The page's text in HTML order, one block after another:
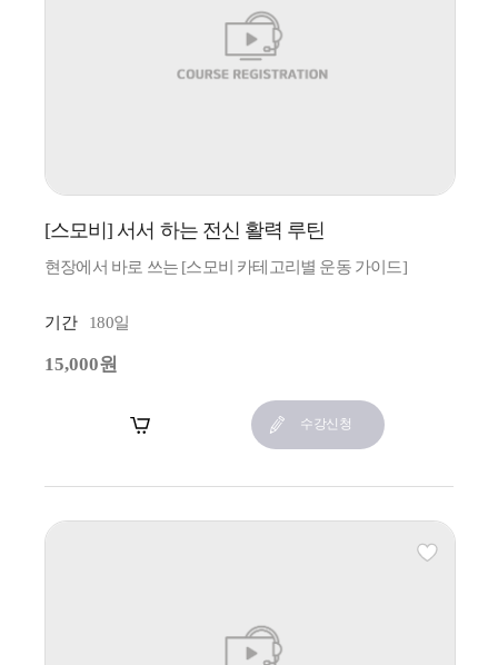
[스모비] 서서 하는 전신 활력 루틴
현장에서 바로 쓰는 [스모비 카테고리별 운동 가이드]
기간 180일
15,000원
수강신청